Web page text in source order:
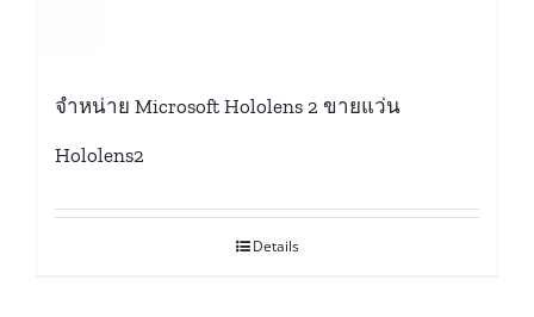
จำหน่าย Microsoft Hololens 2 ขายแว่น
Hololens2
Details